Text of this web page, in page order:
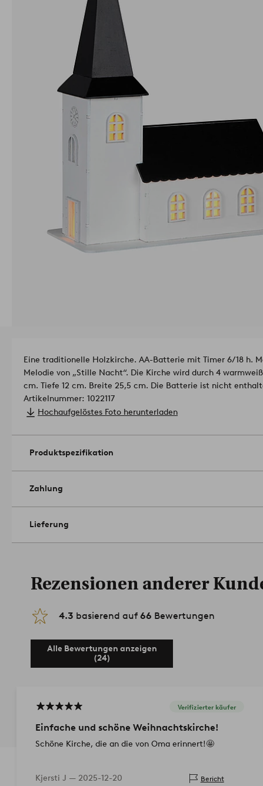
Eine traditionelle Holzkirche. AA-Batterie mit Timer 6/18 h.
Melodie von „Stille Nacht“. Die Kirche wird durch 4
cm. Tiefe 12 cm. Breite 25,5 cm. Die Batterie ist nicht
Artikelnummer: 1022117
Hochaufgelöstes Foto herunterladen
Produktspezifikation
Zahlung
Lieferung
Rezensionen anderer
4.3 basierend auf 66 Bewertungen
Alle Bewertungen anzeigen
(24)
Verifizierter käufer
Einfache und schöne Weihnachtskirche!
Schöne Kirche, die an die von Oma erinnert!🤩
Kjersti J — 2025-12-20 Bericht